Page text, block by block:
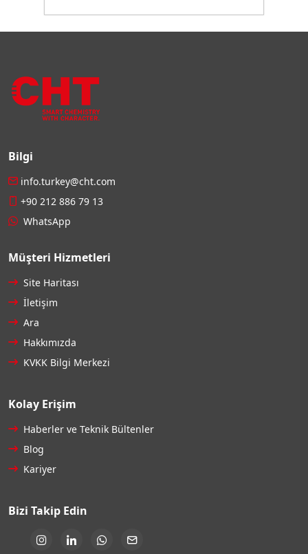
Bilgi
info.turkey@cht.com
+90 212 886 79 13
WhatsApp
Müşteri Hizmetleri
Site Haritası
İletişim
Ara
Hakkımızda
KVKK Bilgi Merkezi
Kolay Erişim
Haberler ve Teknik Bültenler
Blog
Kariyer
Bizi Takip Edin